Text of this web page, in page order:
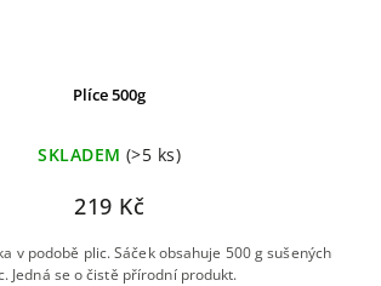
Plíce 500g
SKLADEM (>5 ks)
219 Kč
v podobě plic. Sáček obsahuje 500 g sušených
Jedná se o čistě přírodní produkt.